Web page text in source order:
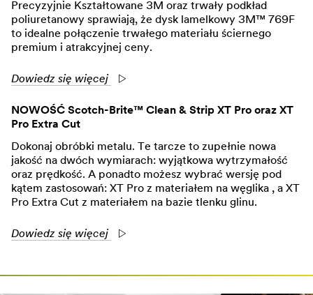
Precyzyjnie Kształtowane 3M oraz trwały podkład
poliuretanowy sprawiają, że dysk lamelkowy 3M™ 769F
to idealne połączenie trwałego materiału ściernego
premium i atrakcyjnej ceny.
Dowiedz się więcej
NOWOŚĆ Scotch-Brite™ Clean & Strip XT Pro oraz XT
Pro Extra Cut
Dokonaj obróbki metalu. Te tarcze to zupełnie nowa
jakość na dwóch wymiarach: wyjątkowa wytrzymałość
oraz prędkość. A ponadto możesz wybrać wersję pod
kątem zastosowań: XT Pro z materiałem na węglika , a XT
Pro Extra Cut z materiałem na bazie tlenku glinu.
Dowiedz się więcej